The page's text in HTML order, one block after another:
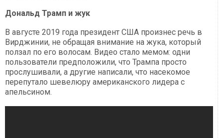
Дональд Трамп и жук
В августе 2019 года президент США произнес речь в
Вирджинии, не обращая внимание на жука, который
ползал по его волосам. Видео стало мемом: одни
пользователи предположили, что Трампа просто
прослушивали, а другие написали, что насекомое
перепутало шевелюру американского лидера с
апельсином.